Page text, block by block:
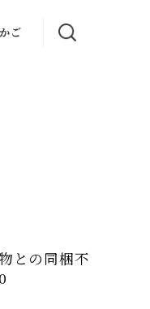
ご
との同梱不